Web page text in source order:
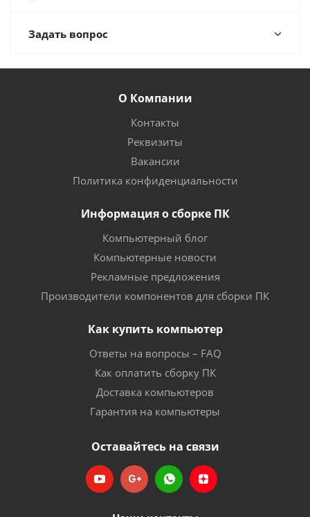
Задать вопрос
О Компании
Контакты
Реквизиты
Вакансии
Политика конфиденциальности
Информация о сборке ПК
Компьютерный блог
Компьютерные новости
Рекламные предложения
Производители компонентов для сборки ПК
Как купить компьютер
Ответы на вопросы – FAQ
Как оплатить сборку ПК
Доставка компьютеров
Гарантия на компьютеры
Оставайтесь на связи